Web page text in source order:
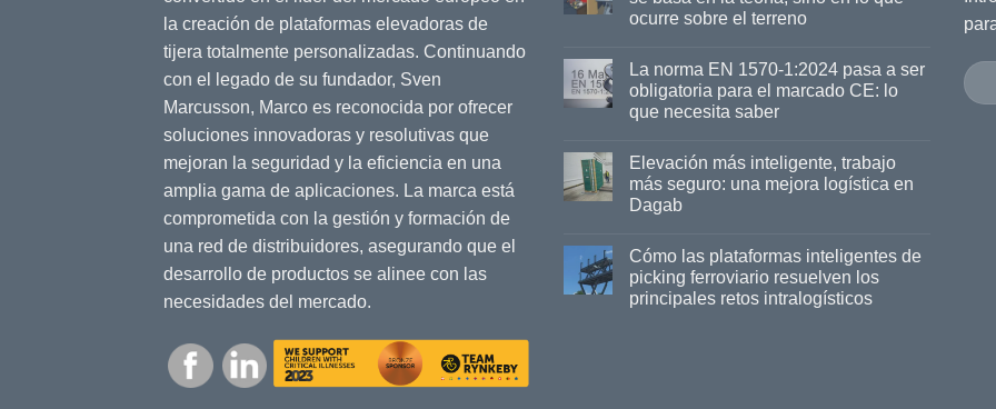
la creación de plataformas elevadoras de
tijera totalmente personalizadas. Continuando
con el legado de su fundador, Sven
Marcusson, Marco es reconocida por ofrecer
soluciones innovadoras y resolutivas que
mejoran la seguridad y la eficiencia en una
amplia gama de aplicaciones. La marca está
comprometida con la gestión y formación de
una red de distribuidores, asegurando que el
desarrollo de productos se alinee con las
necesidades del mercado.
ocurre sobre el terreno
La norma EN 1570-1:2024 pasa a ser
obligatoria para el marcado CE: lo
que necesita saber
Elevación más inteligente, trabajo
más seguro: una mejora logística en
Dagab
Cómo las plataformas inteligentes de
picking ferroviario resuelven los
principales retos intralogísticos